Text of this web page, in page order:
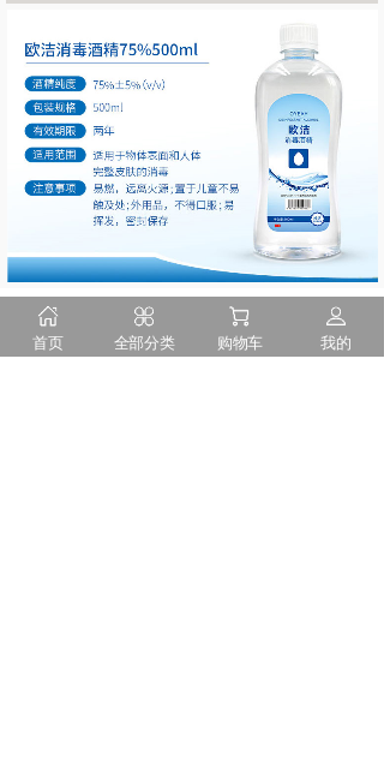
上一个：
下一个： 无
首页 全部分类 购物车 我的